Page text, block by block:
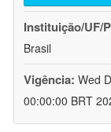
Instituição/UF/
Brasil
Vigência: Wed
00:00:00 BRT